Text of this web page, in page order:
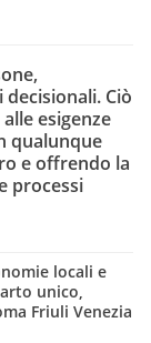
Ciò
esigenze
qualunque
e offrendo la
processi
locali e
unico,
Friuli Venezia